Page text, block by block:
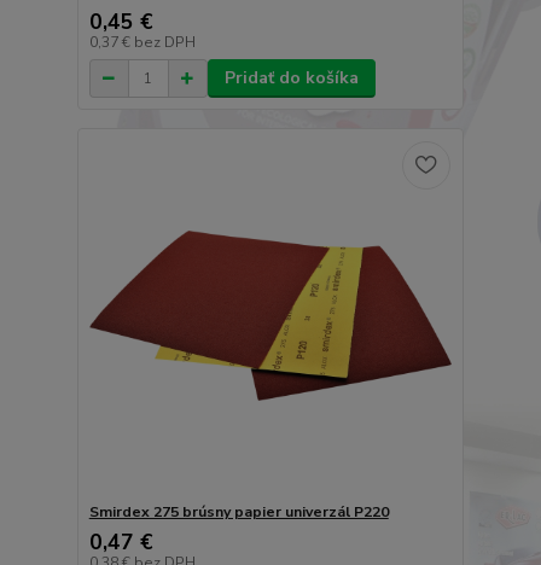
0,45 €
0,37 € bez DPH
Pridať do košíka
Smirdex 275 brúsny papier univerzál P220
0,47 €